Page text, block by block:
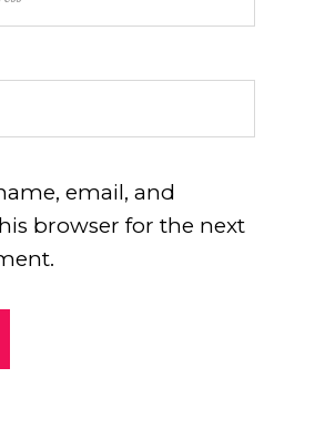
email, and
browser for the next